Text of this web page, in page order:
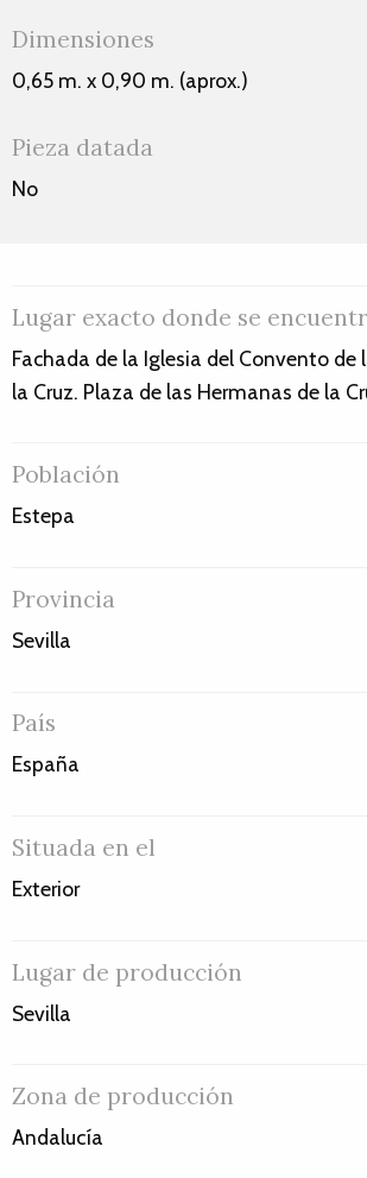
Dimensiones
0,65 m. x 0,90 m. (aprox.)
Pieza datada
No
Lugar exacto donde se
Fachada de la Iglesia del Convento de
la Cruz. Plaza de las Hermanas de la
Población
Estepa
Provincia
Sevilla
País
España
Situada en el
Exterior
Lugar de producción
Sevilla
Zona de producción
Andalucía